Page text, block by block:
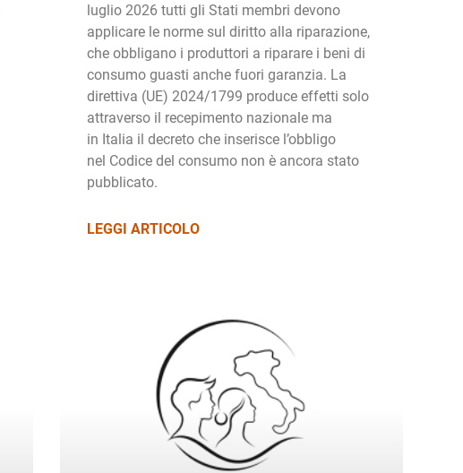
luglio 2026 tutti gli Stati membri devono
applicare le norme sul diritto alla riparazione,
che obbligano i produttori a riparare i beni di
consumo guasti anche fuori garanzia. La
direttiva (UE) 2024/1799 produce effetti solo
attraverso il recepimento nazionale ma
in Italia il decreto che inserisce l’obbligo
nel Codice del consumo non è ancora stato
pubblicato.
LEGGI ARTICOLO